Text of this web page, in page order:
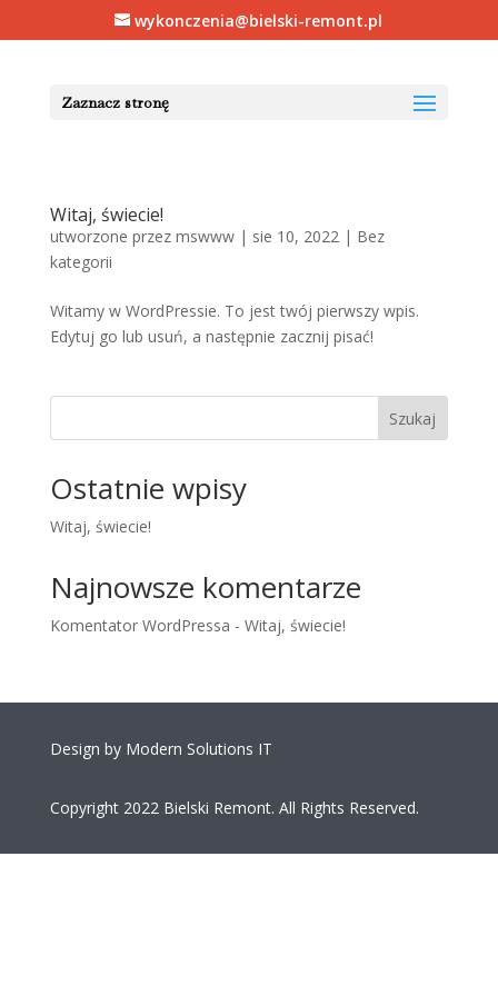
wykonczenia@bielski-remont.pl
Zaznacz stronę
Witaj, świecie!
utworzone przez mswww| sie 10, 2022| Bez
kategorii
Witamy w WordPressie. To jest twój pierwszy wpis.
Edytuj go lub usuń, a następnie zacznij pisać!
Szukaj
Ostatnie wpisy
Witaj, świecie!
Najnowsze komentarze
Komentator WordPressa - Witaj, świecie!
Design by Modern Solutions IT
Copyright 2022 Bielski Remont. All Rights Reserved.